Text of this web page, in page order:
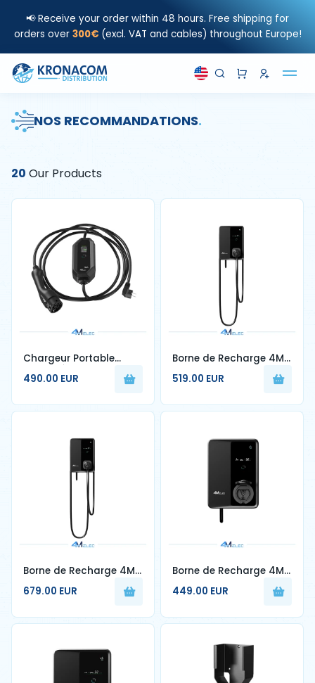
📢 Receive your order within 48 hours. Free shipping for
orders over 300€ (excl. VAT and cables) throughout Europe!
NOS RECOMMANDATIONS.
20 Our Products
Chargeur Portable
Voiture Électrique –
Type 2 – 3,68 kW –
IP65 – Réglable 6A à
490.00 EUR
Borne de Recharge 4M
ELEC 7 kW – Type 2 –
32A – Câble 5 m – RFID
519.00 EUR
Borne de Recharge 4M
ELEC 22 kW – Type 2 –
32A – Câble 5 m – RFID
679.00 EUR
Borne de Recharge 4M
ELEC 7 kW – Type 2 avec
Prise & Obturateur –
– RFID & Écran LCD
449.00 EUR